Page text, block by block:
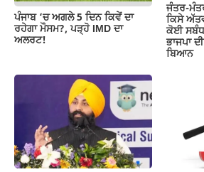
ਪੰਜਾਬ ‘ਚ ਅਗਲੇ 5 ਦਿਨ ਕਿਵੇਂ ਦਾ
ਰਹੇਗਾ ਮੌਸਮ?, ਪੜ੍ਹੋ IMD ਦਾ
ਅਲਰਟ!
ਜੰਤਰ-
ਕਿਸੇ
ਕੋਈ
ਭਾਜਪਾ
ਬਿਆਨ